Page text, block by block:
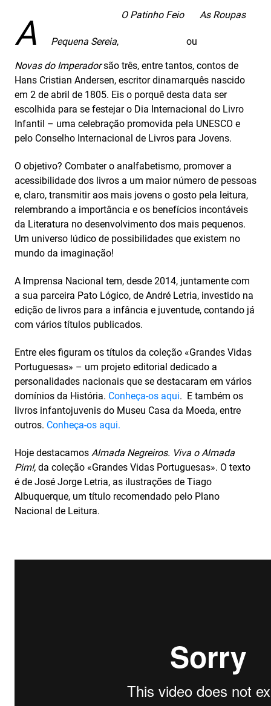
A Pequena Sereia,
O Patinho Feio
ou
As Roupas
Novas do Imperadorsão três, entre tantos, contos de
Hans Cristian Andersen, escritor dinamarquês nascido
em 2 de abril de 1805. Eis o porquê desta data ser
escolhida para se festejar o Dia Internacional do Livro
Infantil – uma celebração promovida pela UNESCO e
pelo Conselho Internacional de Livros para Jovens.
O objetivo? Combater o analfabetismo, promover a
acessibilidade dos livros a um maior número de pessoas
e, claro, transmitir aos mais jovens o gosto pela leitura,
relembrando a importância e os benefícios incontáveis
da Literatura no desenvolvimento dos mais pequenos.
Um universo lúdico de possibilidades que existem no
mundo da imaginação!
A Imprensa Nacional tem, desde 2014, juntamente com
a sua parceira Pato Lógico, de André Letria, investido na
edição de livros para a infância e juventude, contando já
com vários títulos publicados.
Entre eles figuram os títulos da coleção «Grandes Vidas
Portuguesas» – um projeto editorial dedicado a
personalidades nacionais que se destacaram em vários
domínios da História. Conheça-os aqui. E também os
livros infantojuvenis do Museu Casa da Moeda, entre
outros. Conheça-os aqui.
Hoje destacamos Almada Negreiros. Viva o Almada
Pim!, da coleção «Grandes Vidas Portuguesas». O texto
é de José Jorge Letria, as ilustrações de Tiago
Albuquerque, um título recomendado pelo Plano
Nacional de Leitura.